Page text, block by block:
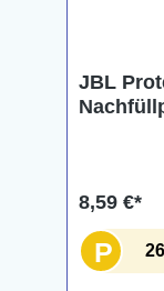
JBL
8,59 €*
P